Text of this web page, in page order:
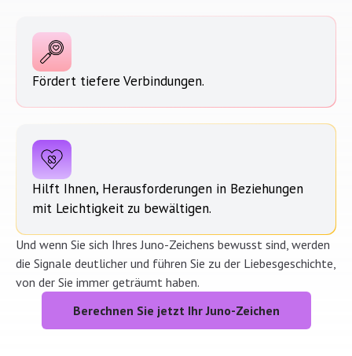
Fördert tiefere Verbindungen.
Hilft Ihnen, Herausforderungen in Beziehungen
mit Leichtigkeit zu bewältigen.
Und wenn Sie sich Ihres Juno-Zeichens bewusst sind, werden
die Signale deutlicher und führen Sie zu der Liebesgeschichte,
von der Sie immer geträumt haben.
Berechnen Sie jetzt Ihr Juno-Zeichen